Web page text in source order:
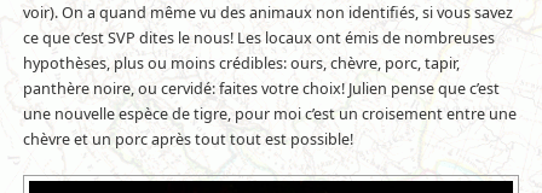
voir). On a quand même vu des animaux non identifiés, si vous savez
ce que c’est SVP dites le nous! Les locaux ont émis de nombreuses
hypothèses, plus ou moins crédibles: ours, chèvre, porc, tapir,
panthère noire, ou cervidé: faites votre choix! Julien pense que c’est
une nouvelle espèce de tigre, pour moi c’est un croisement entre une
chèvre et un porc après tout tout est possible!